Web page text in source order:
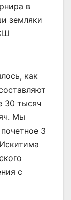
в
земляки
как
30 тысяч
Мы
3
с